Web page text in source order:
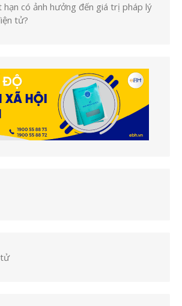
hạn có ảnh hưởng đến giá trị pháp lý
tử?